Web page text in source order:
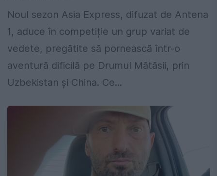
Noul sezon Asia Express, difuzat de Antena
1, aduce în competiție un grup variat de
vedete, pregătite să pornească într-o
aventură dificilă pe Drumul Mătăsii, prin
Uzbekistan și China. Ce...